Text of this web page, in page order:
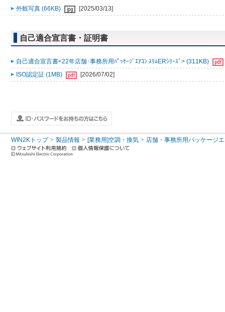
外観写真 (66KB) [2025/03/13]
自己適合宣言書・証明書
自己適合宣言書<22年店舗･事務所用ﾊﾟｯｹｰｼﾞｴｱｺﾝ ｽﾘﾑERｼﾘｰｽﾞ> (311KB)
ISO認定証 (1MB)
[2026/07/02]
WIN2Kトップ 製品情報 [業務用]空調・換気 店舗・事務所用パッケージ